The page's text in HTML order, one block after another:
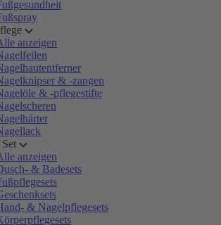
anzeigen
& -zangen
& -pflegestifte
anzeigen
& Badesets
& Nagelpflegesets